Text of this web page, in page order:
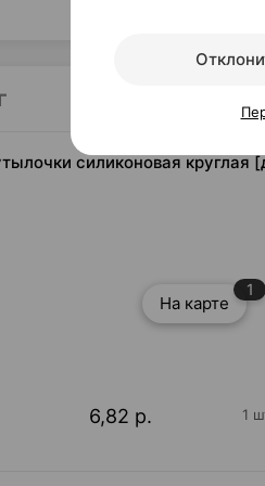
силиконовая
На карте
1
6,82 р. 1